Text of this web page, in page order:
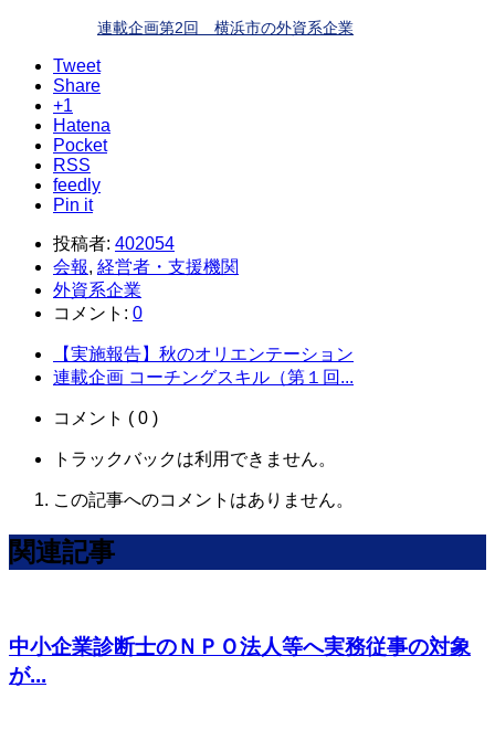
連載企画第2回 横浜市の外資系企業
Tweet
Share
+1
Hatena
Pocket
RSS
feedly
Pin it
投稿者: 402054
会報, 経営者・支援機関
外資系企業
コメント: 0
【実施報告】秋のオリエンテーション
連載企画 コーチングスキル（第１回...
コメント ( 0 )
トラックバックは利用できません。
この記事へのコメントはありません。
関連記事
中小企業診断士のＮＰＯ法人等へ実務従事の対象
が...